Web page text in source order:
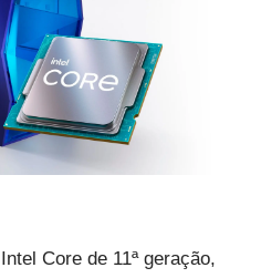
Core de 11ª geração,